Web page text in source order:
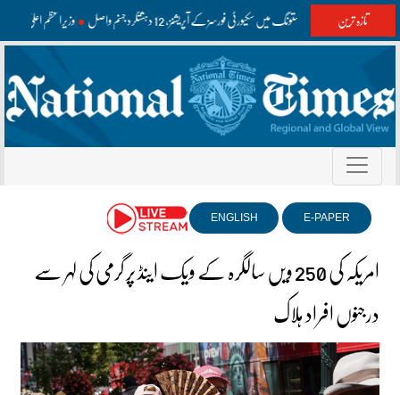
تازہ ترین واشک اور مستونگ میں سکیورٹی فورسز کے آپریشنز، 12 دہشتگرد جہنم واصل وزیراعظم اعلیٰ
E-PAPER
ENGLISH
امریکہ کی 250 ویں سالگرہ کے ویک اینڈ پر گرمی کی لہر سے
درجنوں افراد ہلاک